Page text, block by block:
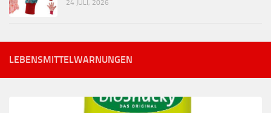
24 JULI, 2026
LEBENSMITTELWARNUNGEN